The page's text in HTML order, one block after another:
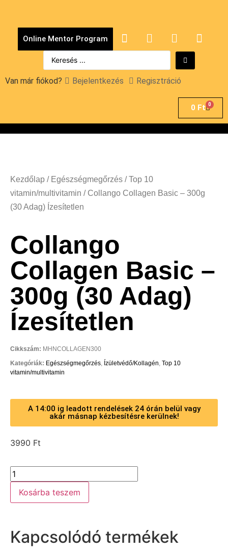
Online Mentor Program
Van már fiókod? Bejelentkezés Regisztráció
0 Ft 0
Kezdőlap / Egészségmegőrzés /Top 10
vitamin/multivitamin / Collango Collagen Basic – 300g
(30 Adag) Ízesítetlen
Collango
Collagen Basic –
300g (30 Adag)
Ízesítetlen
Cikkszám: MHNCOLLAGEN300
Kategóriák: Egészségmegőrzés, Ízületvédő/Kollagén, Top 10
vitamin/multivitamin
A 14:00 ig leadott rendelések 24 órán belül vagy
akár másnap kézbesítésre kerülnek!
3990 Ft
Kosárba teszem
Kapcsolódó termékek